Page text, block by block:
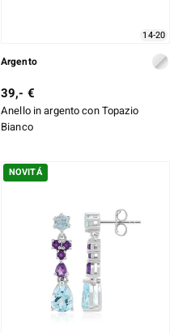
14-20
Argento
39,- €
Anello in argento con Topazio
Bianco
NOVITÁ